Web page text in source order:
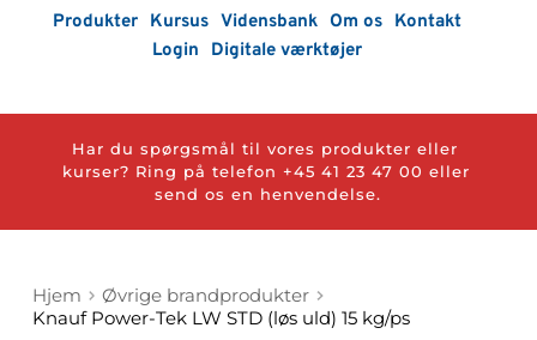
Produkter Kursus Vidensbank Om os
Kontakt
Login
Digitale værktøjer
Har du spørgsmål til vores produkter eller
kurser? Ring på telefon +45 41 23 47 00
send os en henvendelse.
Hjem
Øvrige brandprodukter
Knauf Power-Tek LW STD (løs uld) 15 kg/ps